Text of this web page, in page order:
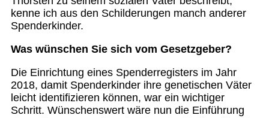
kenne ich aus den Schilderungen manch anderer
Spenderkinder.
Was wünschen Sie sich vom Gesetzgeber?
Die Einrichtung eines Spenderregisters im Jahr
2018, damit Spenderkinder ihre genetischen Väter
leicht identifizieren können, war ein wichtiger
Schritt. Wünschenswert wäre nun die Einführung